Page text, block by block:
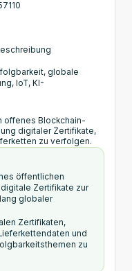
globale
IoT, KI-
offenes Blockchain-
digitaler Zertifikate,
zu verfolgen.
öffentlichen
Zertifikate zur
globaler
Zertifikaten,
und
zu